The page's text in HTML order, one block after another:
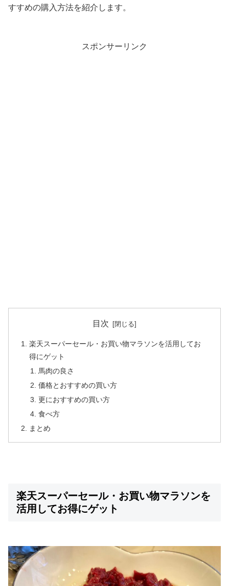
すすめの購入方法を紹介します。
スポンサーリンク
目次
楽天スーパーセール・お買い物マラソンを活用してお
得にゲット
馬肉の良さ
価格とおすすめの買い方
更におすすめの買い方
食べ方
まとめ
楽天スーパーセール・お買い物マラソンを
活用してお得にゲット